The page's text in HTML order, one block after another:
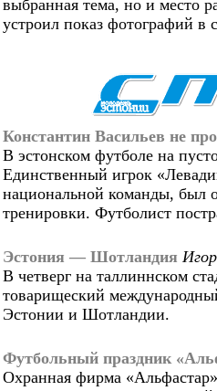
выбранная тема, но и место
устроил показ фотографий в
Константин Васильев не
В эстонском футболе на
Единственный игрок
национальной команды, был
тренировки. Футболист
Эстония — Шотландия
В четверг на таллиннском
товарищеский
Эстонии и Шотландии.
Футбольный праздник
Охранная фирма